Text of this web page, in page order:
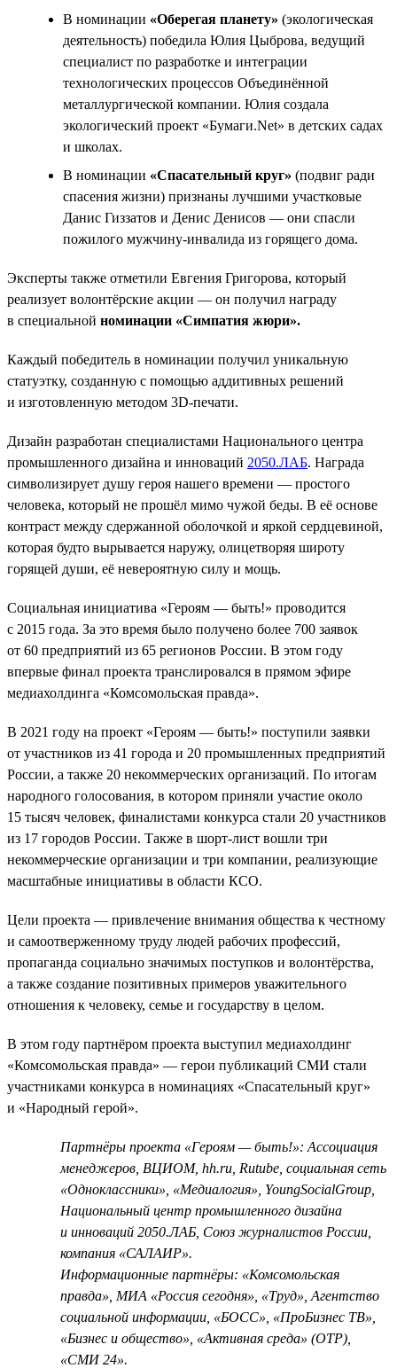
В номинации «Оберегая планету» (экологическая
деятельность) победила Юлия Цыброва, ведущий
специалист по разработке и интеграции
технологических процессов Объединённой
металлургической компании. Юлия создала
экологический проект «Бумаги.Net» в детских садах
и школах.
В номинации «Спасательный круг» (подвиг ради
спасения жизни) признаны лучшими участковые
Данис Гиззатов и Денис Денисов — они спасли
пожилого мужчину-инвалида из горящего дома.
Эксперты также отметили Евгения Григорова, который
реализует волонтёрские акции — он получил награду
в специальной номинации «Симпатия жюри».
Каждый победитель в номинации получил уникальную
статуэтку, созданную с помощью аддитивных решений
и изготовленную методом 3D-печати.
Дизайн разработан специалистами Национального центра
промышленного дизайна и инноваций 2050.ЛАБ. Награда
символизирует душу героя нашего времени — простого
человека, который не прошёл мимо чужой беды. В её основе
контраст между сдержанной оболочкой и яркой сердцевиной,
которая будто вырывается наружу, олицетворяя широту
горящей души, её невероятную силу и мощь.
Социальная инициатива «Героям — быть!» проводится
с 2015 года. За это время было получено более 700 заявок
от 60 предприятий из 65 регионов России. В этом году
впервые финал проекта транслировался в прямом эфире
медиахолдинга «Комсомольская правда».
В 2021 году на проект «Героям — быть!» поступили заявки
от участников из 41 города и 20 промышленных предприятий
России, а также 20 некоммерческих организаций. По итогам
народного голосования, в котором приняли участие около
15 тысяч человек, финалистами конкурса стали 20 участников
из 17 городов России. Также в шорт-лист вошли три
некоммерческие организации и три компании, реализующие
масштабные инициативы в области КСО.
Цели проекта — привлечение внимания общества к честному
и самоотверженному труду людей рабочих профессий,
пропаганда социально значимых поступков и волонтёрства,
а также создание позитивных примеров уважительного
отношения к человеку, семье и государству в целом.
В этом году партнёром проекта выступил медиахолдинг
«Комсомольская правда» — герои публикаций СМИ стали
участниками конкурса в номинациях «Спасательный круг»
и «Народный герой».
Партнёры проекта «Героям — быть!»: Ассоциация
менеджеров, ВЦИОМ, hh.ru, Rutube, социальная сеть
«Одноклассники», «Медиалогия», YoungSocialGroup,
Национальный центр промышленного дизайна
и инноваций 2050.ЛАБ, Союз журналистов России,
компания «САЛАИР».
Информационные партнёры: «Комсомольская
правда», МИА «Россия сегодня», «Труд», Агентство
социальной информации, «БОСС», «ПроБизнес ТВ»,
«Бизнес и общество», «Активная среда» (ОТР),
«СМИ 24».